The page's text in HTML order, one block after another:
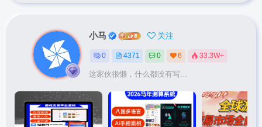
小马 关注
0 4371 0 6 33.3W+
这家伙很懒，什么都没有写...